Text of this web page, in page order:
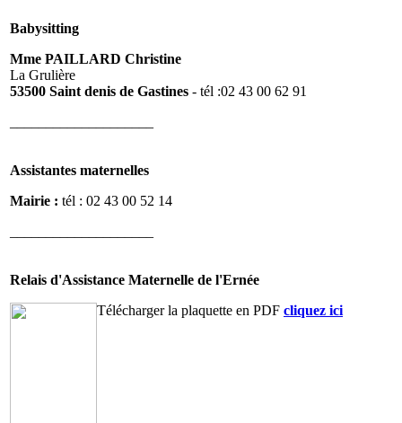
Babysitting
Mme PAILLARD Christine
La Grulière
53500 Saint denis de Gastines - tél :02 43 00 62 91
Assistantes maternelles
Mairie : tél : 02 43 00 52 14
Relais d'Assistance Maternelle de l'Ernée
Télécharger la plaquette en PDF cliquez ici